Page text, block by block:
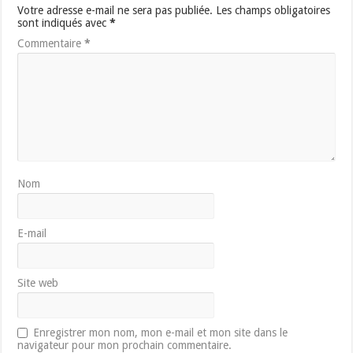
Votre adresse e-mail ne sera pas publiée. Les champs obligatoires
sont indiqués avec*
Commentaire*
Nom
E-mail
Site web
Enregistrer mon nom, mon e-mail et mon site dans le
navigateur pour mon prochain commentaire.